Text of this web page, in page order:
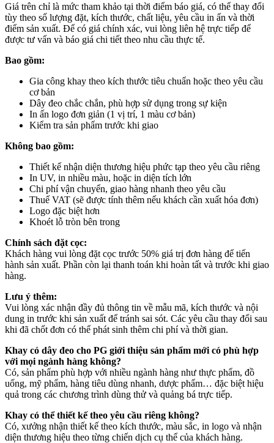
Giá trên chỉ là mức tham khảo tại thời điểm báo giá, có thể thay đổi
tùy theo số lượng đặt, kích thước, chất liệu, yêu cầu in ấn và thời
điểm sản xuất. Để có giá chính xác, vui lòng liên hệ trực tiếp để
được tư vấn và báo giá chi tiết theo nhu cầu thực tế.
Bao gồm:
Gia công khay theo kích thước tiêu chuẩn hoặc theo yêu cầu
cơ bản
Dây đeo chắc chắn, phù hợp sử dụng trong sự kiện
In ấn logo đơn giản (1 vị trí, 1 màu cơ bản)
Kiểm tra sản phẩm trước khi giao
Không bao gồm:
Thiết kế nhận diện thương hiệu phức tạp theo yêu cầu riêng
In UV, in nhiều màu, hoặc in diện tích lớn
Chi phí vận chuyển, giao hàng nhanh theo yêu cầu
Thuế VAT (sẽ được tính thêm nếu khách cần xuất hóa đơn)
Logo đặc biệt hơn
Khoét lỗ tròn bên trong
Chính sách đặt cọc:
Khách hàng vui lòng đặt cọc trước 50% giá trị đơn hàng để tiến
hành sản xuất. Phần còn lại thanh toán khi hoàn tất và trước khi giao
hàng.
Lưu ý thêm:
Vui lòng xác nhận đầy đủ thông tin về mẫu mã, kích thước và nội
dung in trước khi sản xuất để tránh sai sót. Các yêu cầu thay đổi sau
khi đã chốt đơn có thể phát sinh thêm chi phí và thời gian.
Khay có dây đeo cho PG giới thiệu sản phẩm mới có phù hợp
với mọi ngành hàng không?
Có, sản phẩm phù hợp với nhiều ngành hàng như thực phẩm, đồ
uống, mỹ phẩm, hàng tiêu dùng nhanh, dược phẩm… đặc biệt hiệu
quả trong các chương trình dùng thử và quảng bá trực tiếp.
Khay có thể thiết kế theo yêu cầu riêng không?
Có, xưởng nhận thiết kế theo kích thước, màu sắc, in logo và nhận
diện thương hiệu theo từng chiến dịch cụ thể của khách hàng.